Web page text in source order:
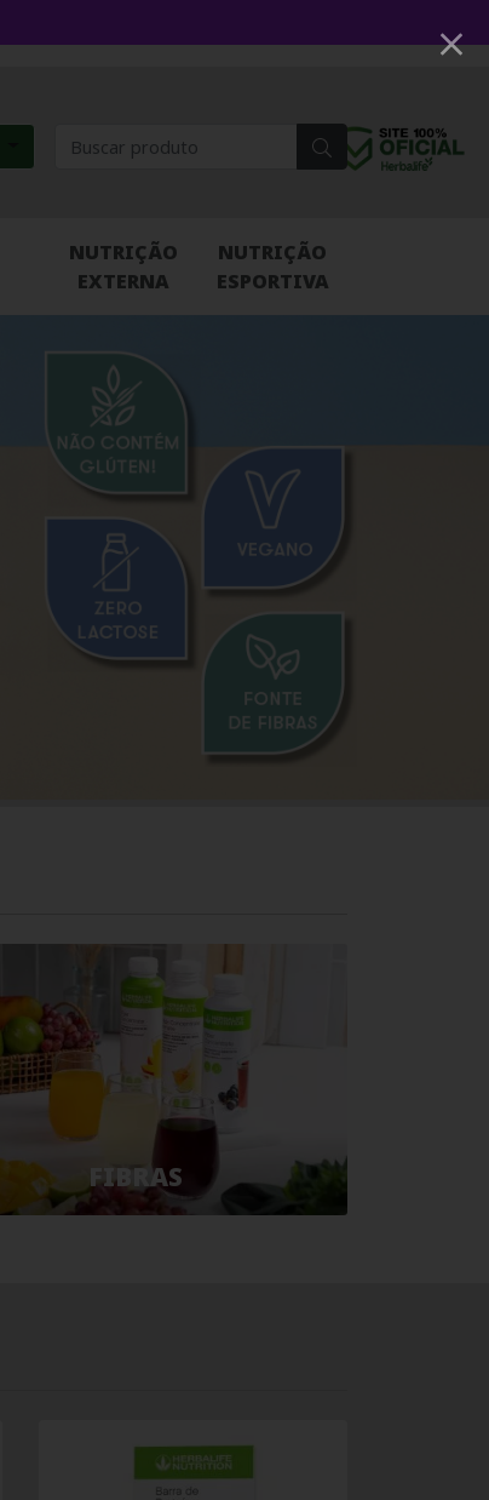
NUTRIÇÃO
EXTERNA
NUTRIÇÃO
ESPORTIVA
FIBRAS